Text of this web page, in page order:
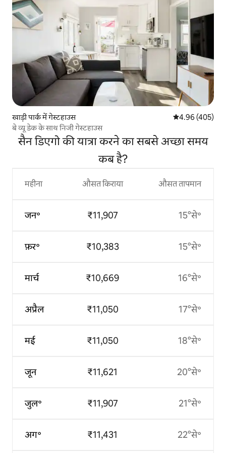
खाड़ी पार्क में गेस्टहाउस औसत रेटिंग 5 में से
4.96 (405)
बे व्यू डेक के साथ निजी गेस्टहाउस
सैन डिएगो की यात्रा करने का सबसे अच्छा समय
कब है?
महीना
जन॰
फ़र॰
मार्च
अप्रैल
मई
जून
जुल॰
अग॰
औसत किराया
₹11,907
₹10,383
₹10,669
₹11,050
₹11,050
₹11,621
₹11,907
₹11,431
औसत तापमान
15°से॰
15°से॰
16°से॰
17°से॰
18°से॰
20°से॰
21°से॰
22°से॰